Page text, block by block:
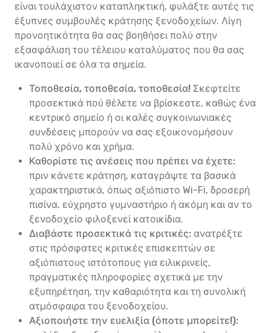
είναι τουλάχιστον καταπληκτική, φυλάξτε αυτές τις
έξυπνες συμβουλές κράτησης ξενοδοχείων. Λίγη
προνοητικότητα θα σας βοηθήσει πολύ στην
εξασφάλιση του τέλειου καταλύματος που θα σας
ικανοποιεί σε όλα τα σημεία.
Τοποθεσία, τοποθεσία, τοποθεσία! Σκεφτείτε
προσεκτικά πού θέλετε να βρίσκεστε, καθώς ένα
κεντρικό σημείο ή οι καλές συγκοινωνιακές
συνδέσεις μπορούν να σας εξοικονομήσουν
πολύ χρόνο και χρήμα.
Καθορίστε τις ανέσεις που πρέπει να έχετε:
πριν κάνετε κράτηση, καταγράψτε τα βασικά
χαρακτηριστικά, όπως αξιόπιστο Wi-Fi, δροσερή
πισίνα, εύχρηστο γυμναστήριο ή ακόμη και αν το
ξενοδοχείο φιλοξενεί κατοικίδια.
Διαβάστε προσεκτικά τις κριτικές: ανατρέξτε
στις πρόσφατες κριτικές επισκεπτών σε
αξιόπιστους ιστότοπους για ειλικρινείς,
πραγματικές πληροφορίες σχετικά με την
εξυπηρέτηση, την καθαριότητα και τη συνολική
ατμόσφαιρα του ξενοδοχείου.
Αξιοποιήστε την ευελιξία (όποτε μπορείτε!):